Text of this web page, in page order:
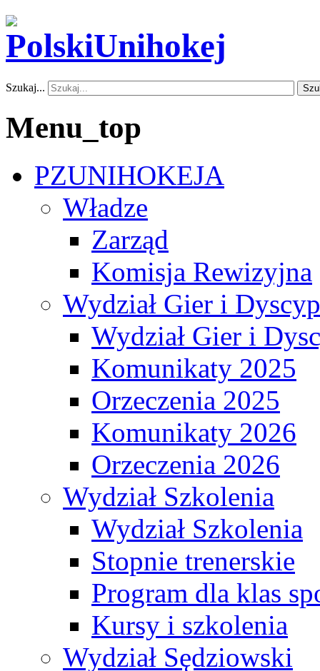
Szukaj...
Menu_top
PZUNIHOKEJA
Władze
Zarząd
Komisja Rewizyjna
Wydział Gier i
Wydział Gier i
Komunikaty 2025
Orzeczenia 2025
Komunikaty 2026
Orzeczenia 2026
Wydział Szkolenia
Wydział Szkolenia
Stopnie trenerskie
Program dla klas
Kursy i szkolenia
Wydział Sędziowski